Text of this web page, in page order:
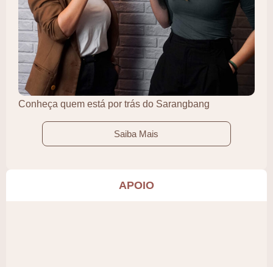
Conheça quem está por trás do Sarangbang
Saiba Mais
APOIO